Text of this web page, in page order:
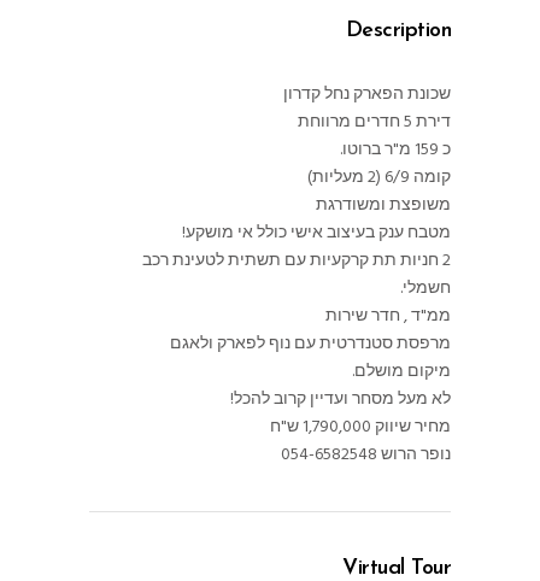
Description
שכונת הפארק נחל קדרון
דירת 5 חדרים מרווחת
כ 159 מ"ר ברוטו.
קומה 6/9 (2 מעליות)
משופצת ומשודרגת
מטבח ענק בעיצוב אישי כולל אי מושקע!
2 חניות תת קרקעיות עם תשתית לטעינת רכב
חשמלי.
ממ"ד , חדר שירות
מרפסת סטנדרטית עם נוף לפארק ולאגם
מיקום מושלם.
לא מעל מסחר ועדיין קרוב להכל!
מחיר שיווק 1,790,000 ש"ח
נופר הרוש 054-6582548
Virtual Tour